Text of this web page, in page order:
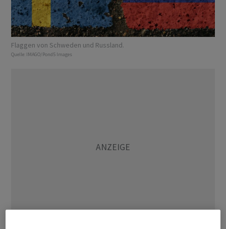
Flaggen von Schweden und Russland.
Quelle: IMAGO/Pond5 Images